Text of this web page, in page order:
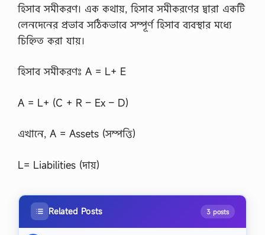
হিসাব সমীকরণ। এক কথায়, হিসাব সমীকরণের দ্বারা একটি
লেনদেনের প্রভাব সঠিকভাবে সম্পূর্ণ হিসাব ব্যবস্থার মধ্যে
চিহ্নিত করা যায়।
হিসাব সমীকরণঃ A = L+ E
A = L+ (C + R – Ex – D)
এখানে, A = Assets (সম্পত্তি)
L= Liabilities (দায়)
Related Posts 3 posts